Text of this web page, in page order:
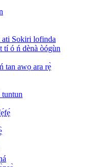
Sokiri lofinda
tí ó ń dènà òógùn
tan awọ ara rẹ̀